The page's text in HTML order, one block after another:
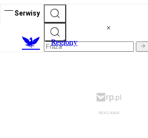
Serwisy
Regiony